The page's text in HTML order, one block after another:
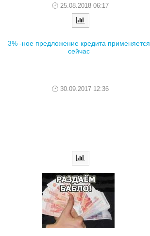
25.08.2018 06:17
3% -ное предложение кредита применяется
сейчас
30.09.2017 12:36